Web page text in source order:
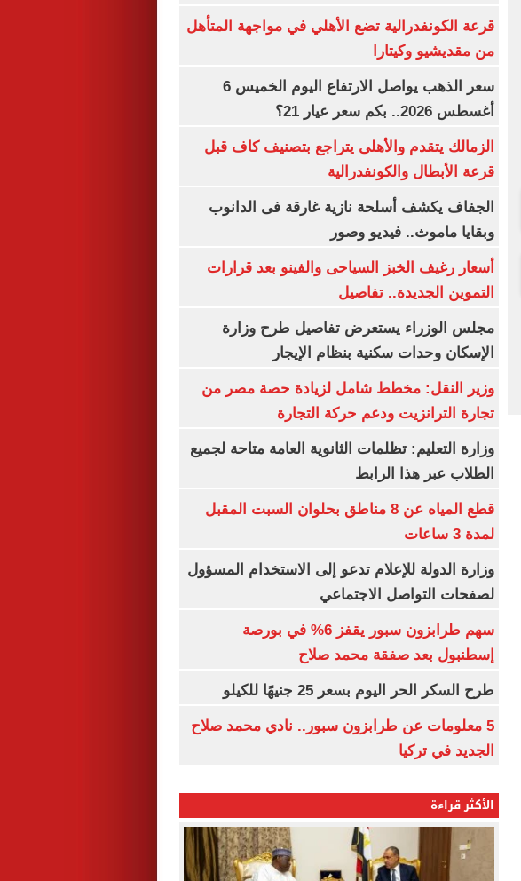
قرعة الكونفدرالية تضع الأهلي في مواجهة المتأهل
من مقديشيو وكيتارا
سعر الذهب يواصل الارتفاع اليوم الخميس 6
أغسطس 2026.. بكم سعر عيار 21؟
الزمالك يتقدم والأهلى يتراجع بتصنيف كاف قبل
قرعة الأبطال والكونفدرالية
الجفاف يكشف أسلحة نازية غارقة فى الدانوب
وبقايا ماموث.. فيديو وصور
أسعار رغيف الخبز السياحى والفينو بعد قرارات
التموين الجديدة.. تفاصيل
مجلس الوزراء يستعرض تفاصيل طرح وزارة
الإسكان وحدات سكنية بنظام الإيجار
وزير النقل: مخطط شامل لزيادة حصة مصر من
تجارة الترانزيت ودعم حركة التجارة
وزارة التعليم: تظلمات الثانوية العامة متاحة لجميع
الطلاب عبر هذا الرابط
قطع المياه عن 8 مناطق بحلوان السبت المقبل
لمدة 3 ساعات
وزارة الدولة للإعلام تدعو إلى الاستخدام المسؤول
لصفحات التواصل الاجتماعي
سهم طرابزون سبور يقفز 6% في بورصة
إسطنبول بعد صفقة محمد صلاح
طرح السكر الحر اليوم بسعر 25 جنيهًا للكيلو
5 معلومات عن طرابزون سبور.. نادي محمد صلاح
الجديد في تركيا
الأكثر قراءة